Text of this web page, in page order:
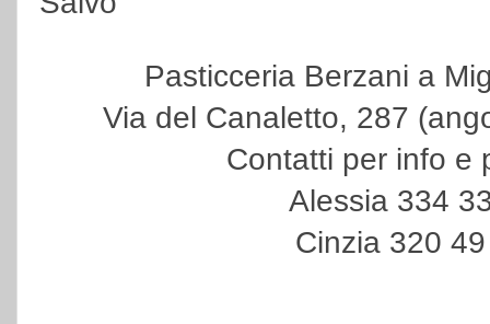
Pasticceria Berzani a
Via del Canaletto, 287
Contatti per info e
Alessia 334
Cinzia 320